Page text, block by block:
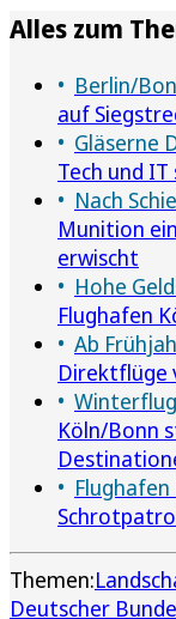
Alles zum
Berlin/
auf
Gläserne
Tech und
Nach
Munition
erwischt
Hohe
Flughafen
Ab
Direktflüge
Köln/Bonn
Themen:
Deutscher